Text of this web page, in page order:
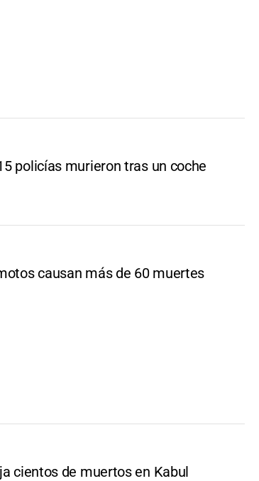
policías murieron tras un coche
causan más de 60 muertes
cientos de muertos en Kabul